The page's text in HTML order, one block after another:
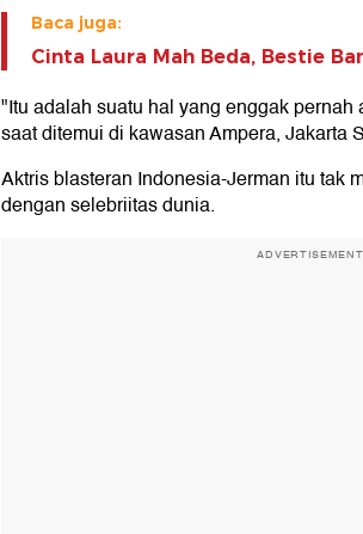
Baca juga:
Cinta Laura Mah Beda, Bestie
"Itu adalah suatu hal yang enggak
saat ditemui di kawasan Ampera, Jakarta
Aktris blasteran Indonesia-Jerman itu tak
dengan selebriitas dunia.
ADVERTISEMENT